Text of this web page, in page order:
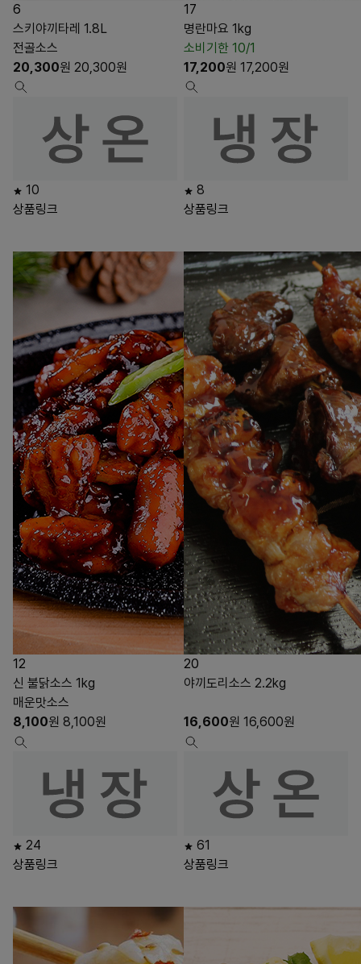
6
스키야끼타레 1.8L
전골소스
20,300원 20,300원
10
상품링크
17
명란마요 1kg
소비기한 10/1
17,200원 17,200원
8
상품링크
12
신 불닭소스 1kg
매운맛소스
8,100원 8,100원
24
상품링크
20
야끼도리소스 2.2kg
16,600원 16,600원
61
상품링크